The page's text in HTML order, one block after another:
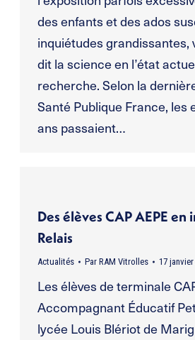
des enfants et des ados
inquiétudes grandissantes,
dit la science en l’état
recherche. Selon la
Santé Publique France, les
ans passaient…
Des élèves CAP AEPE en
Relais
Actualités Par RAM Vitrolles 17 janvier
Les élèves de terminale
Accompagnant Éducatif
lycée Louis Blériot de